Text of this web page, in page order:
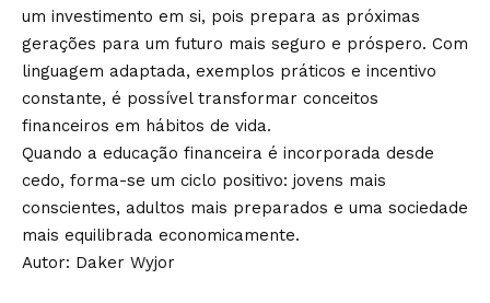
um investimento em si, pois prepara as próximas
gerações para um futuro mais seguro e próspero. Com
linguagem adaptada, exemplos práticos e incentivo
constante, é possível transformar conceitos
financeiros em hábitos de vida.
Quando a educação financeira é incorporada desde
cedo, forma-se um ciclo positivo: jovens mais
conscientes, adultos mais preparados e uma sociedade
mais equilibrada economicamente.
Autor: Daker Wyjor